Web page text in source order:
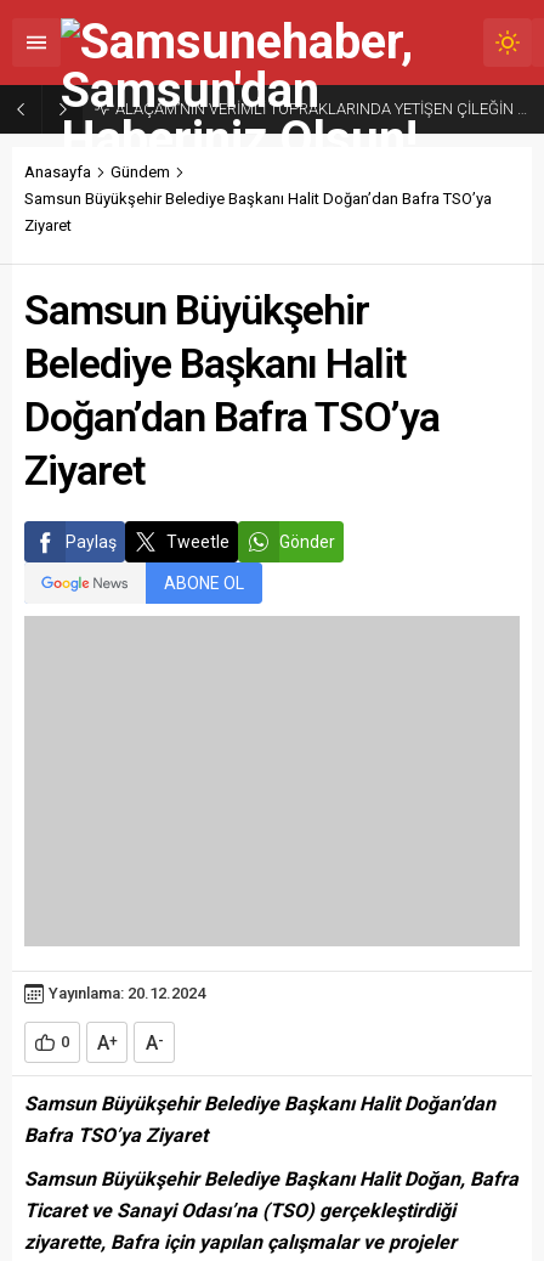
ALAÇAM’NIN VERİMLİ TOPRAKLARINDA YETİŞEN ÇİLEĞİN MARKASIYLA DOĞAL LEZZETİNİ GELECEĞE TAŞIYORUZ
Anasayfa
Gündem
Samsun Büyükşehir Belediye Başkanı Halit Doğan’dan Bafra TSO’ya
Ziyaret
Samsun Büyükşehir
Belediye Başkanı Halit
Doğan’dan Bafra TSO’ya
Ziyaret
Paylaş Tweetle Gönder
ABONE OL
Yayınlama: 20.12.2024
0 A+ A-
Samsun Büyükşehir Belediye Başkanı Halit Doğan’dan
Bafra TSO’ya Ziyaret
Samsun Büyükşehir Belediye Başkanı Halit Doğan, Bafra
Ticaret ve Sanayi Odası’na (TSO) gerçekleştirdiği
ziyarette, Bafra için yapılan çalışmalar ve projeler